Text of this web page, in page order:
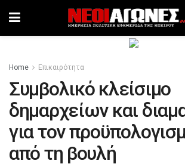
Home Επικαιρότητα
Συμβολικό κλείσιμο
δημαρχείων και
για τον
από τη βουλή